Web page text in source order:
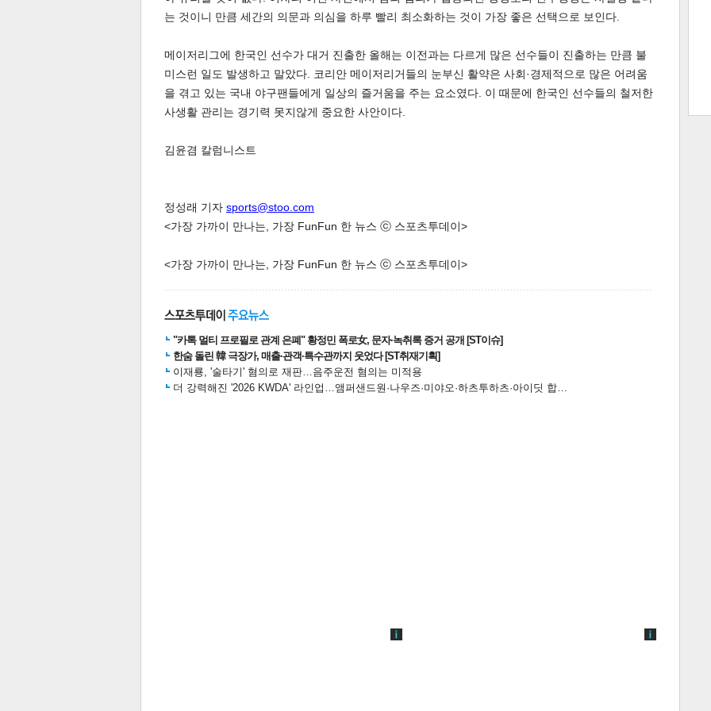
는 것이니 만큼 세간의 의문과 의심을 하루 빨리 최소화하는 것이 가장 좋은 선택으로 보인다.
메이저리그에 한국인 선수가 대거 진출한 올해는 이전과는 다르게 많은 선수들이 진출하는 만큼 불
미스런 일도 발생하고 말았다. 코리안 메이저리거들의 눈부신 활약은 사회·경제적으로 많은 어려움
을 겪고 있는 국내 야구팬들에게 일상의 즐거움을 주는 요소였다. 이 때문에 한국인 선수들의 철저한
사생활 관리는 경기력 못지않게 중요한 사안이다.
김윤겸 칼럼니스트
정성래 기자 sports@stoo.com
<가장 가까이 만나는, 가장 FunFun 한 뉴스 ⓒ 스포츠투데이>
<가장 가까이 만나는, 가장 FunFun 한 뉴스 ⓒ 스포츠투데이>
"카톡 멀티 프로필로 관계 은폐" 황정민 폭로女, 문자·녹취록 증거 공개 [ST이슈]
한숨 돌린 韓 극장가, 매출·관객·특수관까지 웃었다 [ST취재기획]
이재룡, '술타기' 혐의로 재판…음주운전 혐의는 미적용
더 강력해진 '2026 KWDA' 라인업…앰퍼샌드원·나우즈·미야오·하츠투하츠·아이딧 합…